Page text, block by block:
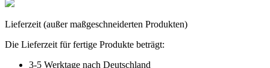
Lieferzeit (außer maßgeschneiderten Produkten)
Die Lieferzeit für fertige Produkte beträgt:
3-5 Werktage nach Deutschland